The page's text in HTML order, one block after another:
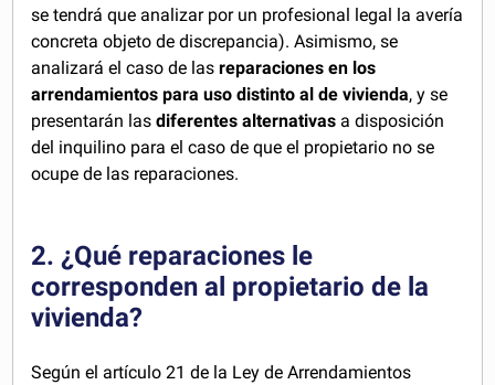
se tendrá que analizar por un profesional legal la avería
concreta objeto de discrepancia). Asimismo, se
analizará el caso de lasreparaciones en los
arrendamientos para uso distinto al de vivienda, y se
presentarán lasdiferentes alternativas a disposición
del inquilino para el caso de que el propietario no se
ocupe de las reparaciones.
2. ¿Qué reparaciones le
corresponden al propietario de la
vivienda?
Según el artículo 21 de la Ley de Arrendamientos